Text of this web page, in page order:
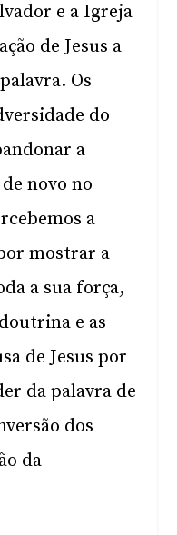
e a Igreja
de Jesus a
Os
do
a
novo no
a
mostrar a
a sua força,
e as
de Jesus por
da palavra de
dos
da